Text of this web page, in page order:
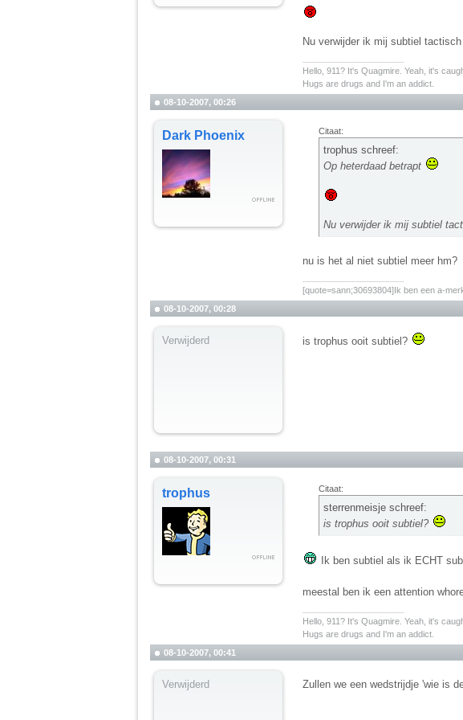
Nu verwijder ik mij subtiel
Hello, 911? It's Quagmire. Yeah, it's
Hugs are drugs and I'm an addict.
08-10-2007, 00:26
Dark Phoenix Citaat:
trophus schreef:
Op heterdaad betrapt
Nu verwijder ik mij subtiel
nu is het al niet subtiel meer hm?
[quote=sann;30693804]Ik ben een a-
08-10-2007, 00:28
Verwijderd is trophus ooit subtiel?
08-10-2007, 00:31
trophus Citaat:
sterrenmeisje schreef:
is trophus ooit subtiel?
Ik ben subtiel als ik ECHT
meestal ben ik een attention
Hello, 911? It's Quagmire. Yeah, it's
Hugs are drugs and I'm an addict.
08-10-2007, 00:41
Verwijderd Zullen we een wedstrijdje 'wie is